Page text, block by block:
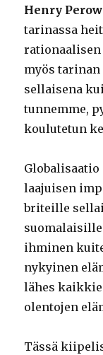
Henry
tarinassa
rationaalisen
myös
sellaisena
tunnemme,
koulutetun
laajuisen
briteille
ihminen
nykyinen
lähes
olentojen
Tässä